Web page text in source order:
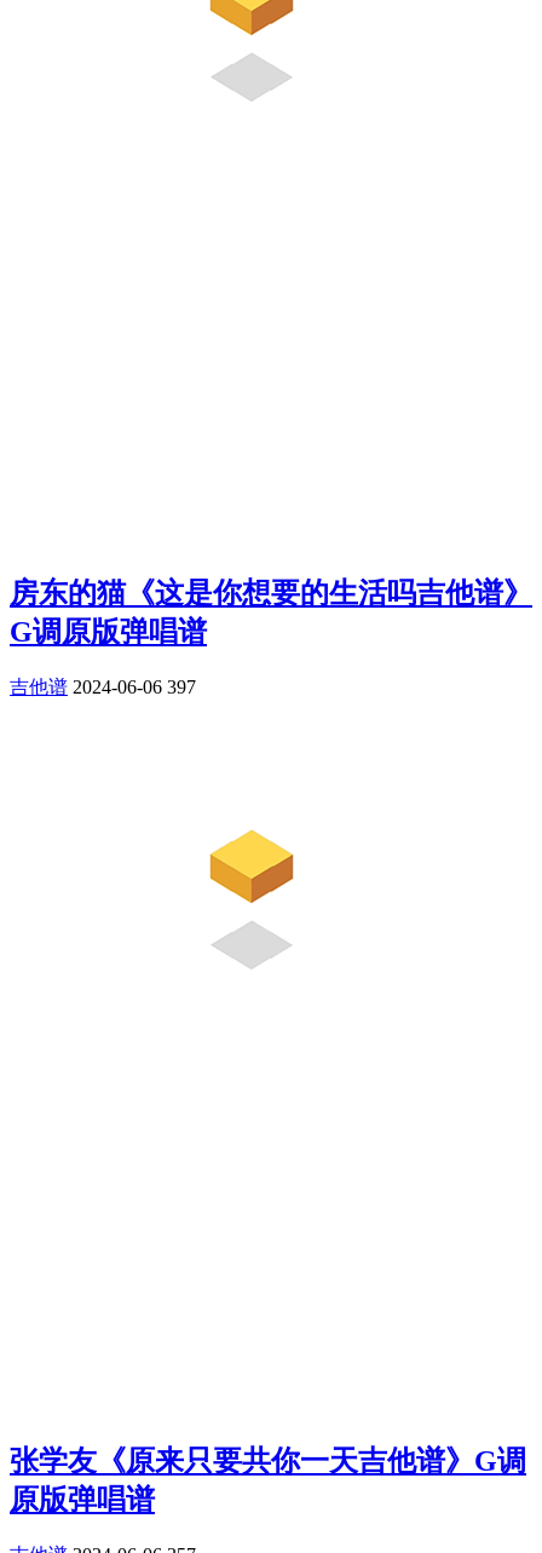
房东的猫《这是你想要的生活吗吉他谱》
G调原版弹唱谱
吉他谱 2024-06-06 397
张学友《原来只要共你一天吉他谱》G调
原版弹唱谱